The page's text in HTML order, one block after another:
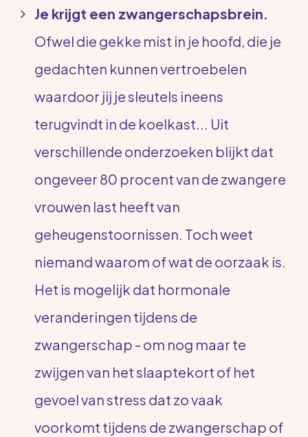
Je krijgt een zwangerschapsbrein.
Ofwel die gekke mist in je hoofd, die je
gedachten kunnen vertroebelen
waardoor jij je sleutels ineens
terugvindt in de koelkast... Uit
verschillende onderzoeken blijkt dat
ongeveer 80 procent van de zwangere
vrouwen last heeft van
geheugenstoornissen. Toch weet
niemand waarom of wat de oorzaak is.
Het is mogelijk dat hormonale
veranderingen tijdens de
zwangerschap - om nog maar te
zwijgen van het slaaptekort of het
gevoel van stress dat zo vaak
voorkomt tijdens de zwangerschap of